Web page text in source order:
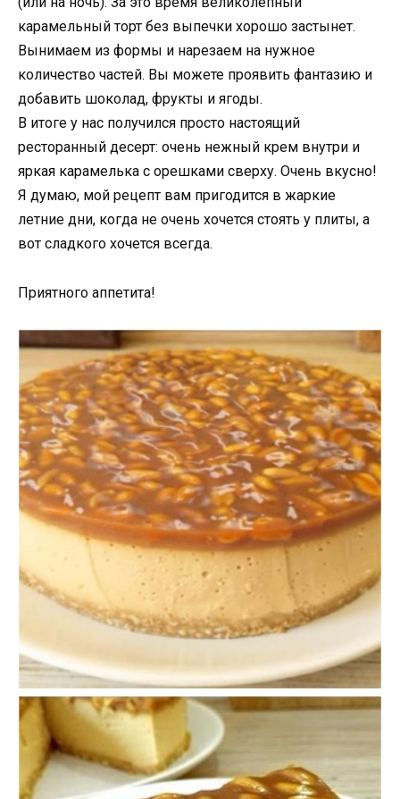
карамельный торт без выпечки хорошо застынет.
Вынимаем из формы и нарезаем на нужное
количество частей. Вы можете проявить фантазию и
добавить шоколад, фрукты и ягоды.
В итоге у нас получился просто настоящий
ресторанный десерт: очень нежный крем внутри и
яркая карамелька с орешками сверху. Очень вкусно!
Я думаю, мой рецепт вам пригодится в жаркие
летние дни, когда не очень хочется стоять у плиты, а
вот сладкого хочется всегда.
Приятного аппетита!